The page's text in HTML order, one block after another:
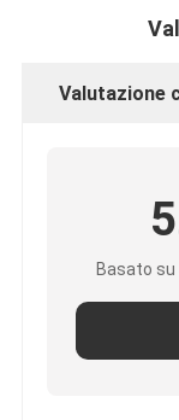
Valutazione
Basato